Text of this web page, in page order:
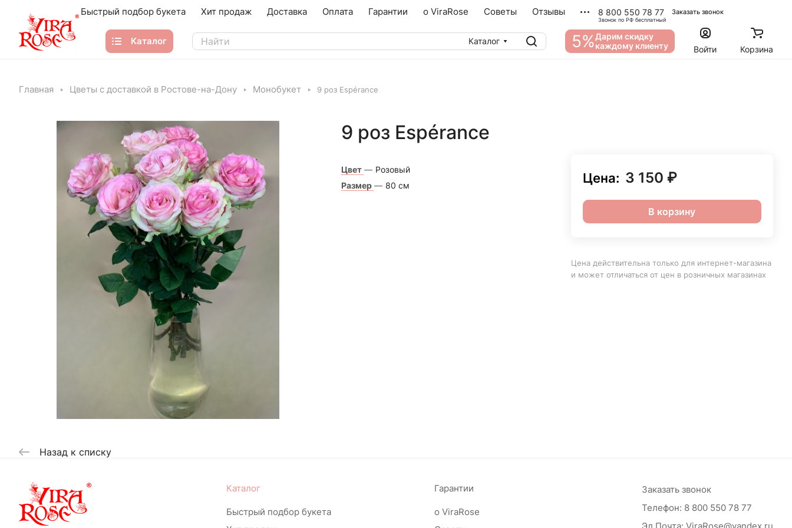
Быстрый подбор букета Хит продаж Доставка Оплата Гарантии о ViraRose Советы Отзывы 8 800 550 78 77
Звонок по РФ бесплатный
Заказать звонок
Каталог Каталог 5%Дарим скидку
каждому клиенту
Войти Корзина
Главная Цветы с доставкой в Ростове-на-Дону Монобукет 9 роз Espérance
9 роз Espérance
Цвет — Розовый
Размер — 80 см Цена: 3 150 ₽
В корзину
Цена действительна только для интернет-магазина
и может отличаться от цен в розничных магазинах
Назад к списку
Каталог
Быстрый подбор букета
Гарантии
о ViraRose
Заказать звонок
Телефон: 8 800 550 78 77